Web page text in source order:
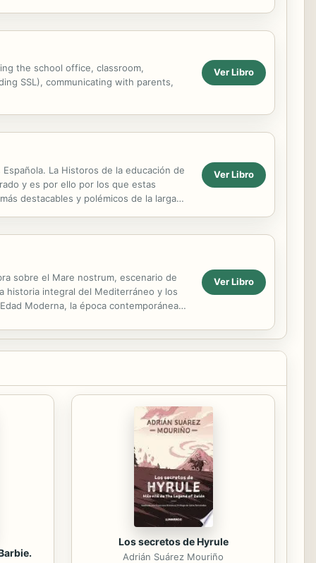
the school office, classroom,
SSL), communicating with parents,
Ver Libro
La Historos de la educación de
y es por ello por los que estas
destacables y polémicos de la larga
Ver Libro
sobre el Mare nostrum, escenario de
historia integral del Mediterráneo y los
Moderna, la época contemporánea
Ver Libro
Los secretos de Hyrule
Adrián Suárez Mouriño